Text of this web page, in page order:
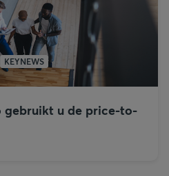
KEYNEWS
gebruikt u de price-to-